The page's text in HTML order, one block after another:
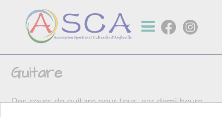
Guitare
Des cours de guitare pour tous, par demi-heure.